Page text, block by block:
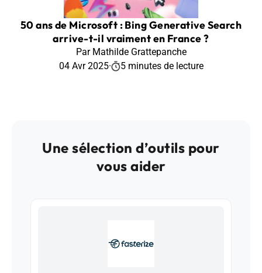
50 ans de Microsoft : Bing Generative Search
arrive-t-il vraiment en France ?
Par Mathilde Grattepanche
04 Avr 2025· 5 minutes de lecture
Une sélection d’outils pour
vous aider